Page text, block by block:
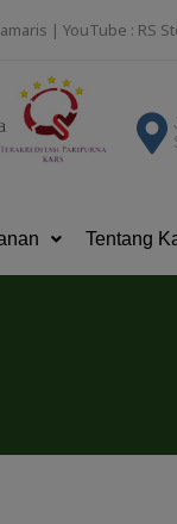
| YouTube : RS
Tentang